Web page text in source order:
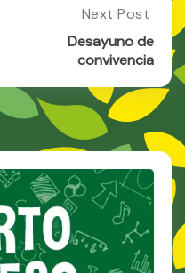
Next
Post:
Desayuno
Convivencia
Next Post
Desayuno de
convivencia